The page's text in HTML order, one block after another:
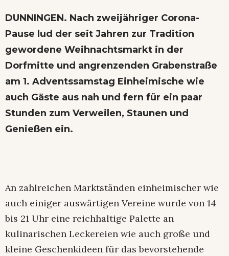
DUNNINGEN. Nach zweijähriger Corona-
Pause lud der seit Jahren zur Tradition
gewordene Weihnachtsmarkt in der
Dorfmitte und angrenzenden Grabenstraße
am 1. Adventssamstag Einheimische wie
auch Gäste aus nah und fern für ein paar
Stunden zum Verweilen, Staunen und
Genießen ein.
An zahlreichen Marktständen einheimischer wie
auch einiger auswärtigen Vereine wurde von 14
bis 21 Uhr eine reichhaltige Palette an
kulinarischen Leckereien wie auch große und
kleine Geschenkideen für das bevorstehende